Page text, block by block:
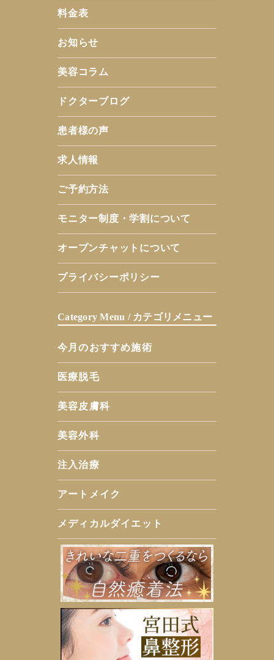
料金表
お知らせ
美容コラム
ドクターブログ
患者様の声
求人情報
ご予約方法
モニター制度・学割について
オープンチャットについて
プライバシーポリシー
Category Menu / カテゴリメニュー
今月のおすすめ施術
医療脱毛
美容皮膚科
美容外科
注入治療
アートメイク
メディカルダイエット